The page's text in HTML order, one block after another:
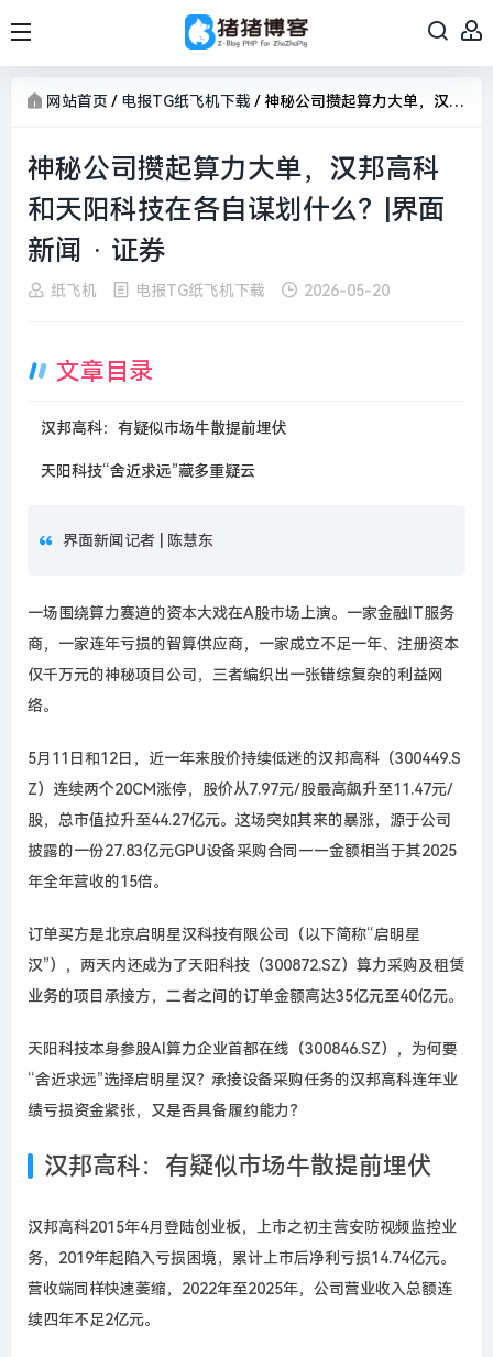
网站首页 / 电报TG纸飞机下载 / 神秘公司攒起算力大单，汉邦高科和天阳科技在各自谋划什么？|界面新闻 · 证券
神秘公司攒起算力大单，汉邦高科
和天阳科技在各自谋划什么？|界面
新闻 · 证券
纸飞机 电报TG纸飞机下载 2026-05-20
文章目录
汉邦高科：有疑似市场牛散提前埋伏
天阳科技“舍近求远”藏多重疑云
界面新闻记者 | 陈慧东
一场围绕算力赛道的资本大戏在A股市场上演。一家金融IT服务
商，一家连年亏损的智算供应商，一家成立不足一年、注册资本
仅千万元的神秘项目公司，三者编织出一张错综复杂的利益网
络。
5月11日和12日，近一年来股价持续低迷的汉邦高科（300449.S
Z）连续两个20CM涨停，股价从7.97元/股最高飙升至11.47元/
股，总市值拉升至44.27亿元。这场突如其来的暴涨，源于公司
披露的一份27.83亿元GPU设备采购合同——金额相当于其2025
年全年营收的15倍。
订单买方是北京启明星汉科技有限公司（以下简称“启明星
汉”），两天内还成为了天阳科技（300872.SZ）算力采购及租赁
业务的项目承接方，二者之间的订单金额高达35亿元至40亿元。
天阳科技本身参股AI算力企业首都在线（300846.SZ），为何要
“舍近求远”选择启明星汉？承接设备采购任务的汉邦高科连年业
绩亏损资金紧张，又是否具备履约能力？
汉邦高科：有疑似市场牛散提前埋伏
汉邦高科2015年4月登陆创业板，上市之初主营安防视频监控业
务，2019年起陷入亏损困境，累计上市后净利亏损14.74亿元。
营收端同样快速萎缩，2022年至2025年，公司营业收入总额连
续四年不足2亿元。